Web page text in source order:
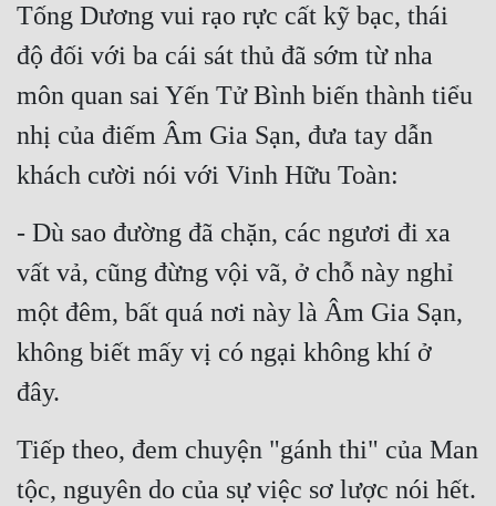
Sắc
Sủng
Thanh Xuân
Trinh Thám
Trọng Sinh
Tu Tiên
Tống Dương vui rạo rực cất kỹ bạc, thái
độ đối với ba cái sát thủ đã sớm từ nha
môn quan sai Yến Tử Bình biến thành tiểu
nhị của điếm Âm Gia Sạn, đưa tay dẫn
khách cười nói với Vinh Hữu Toàn:
- Dù sao đường đã chặn, các ngươi đi xa
vất vả, cũng đừng vội vã, ở chỗ này nghỉ
một đêm, bất quá nơi này là Âm Gia Sạn,
không biết mấy vị có ngại không khí ở
đây.
Tiếp theo, đem chuyện "gánh thi" của Man
tộc, nguyên do của sự việc sơ lược nói hết.